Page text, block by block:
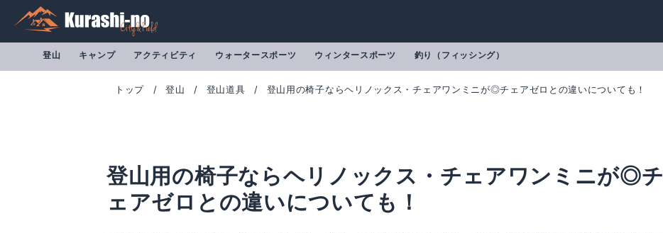
登山 キャンプ アクティビティ ウォータースポーツ ウィンタースポーツ 釣り（フィッシング）
トップ 登山 登山道具 登山用の椅子ならヘリノックス・チェアワンミニが◎チェアゼロとの違いについても！
登山用の椅子ならヘリノックス・チェアワンミニが◎チ
ェアゼロとの違いについても！